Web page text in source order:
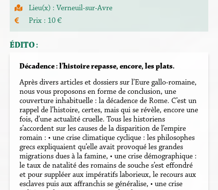
Lieu(x) : Verneuil-sur-Avre
Prix : 10 €
ÉDITO :
Décadence : l’histoire repasse, encore, les plats.
Après divers articles et dossiers sur l’Eure gallo-romaine,
nous vous proposons en forme de conclusion, une
couverture inhabituelle : la décadence de Rome. C’est un
rappel de l’histoire, certes, mais qui se révèle, encore une
fois, d’une actualité cruelle. Tous les historiens
s’accordent sur les causes de la disparition de l’empire
romain : • une crise climatique cyclique : les philosophes
grecs expliquaient qu’elle avait provoqué les grandes
migrations dues à la famine, • une crise démographique :
le taux de natalité des romains de souche s’est effondré
et pour suppléer aux impératifs laborieux, le recours aux
esclaves puis aux affranchis se généralise, • une crise